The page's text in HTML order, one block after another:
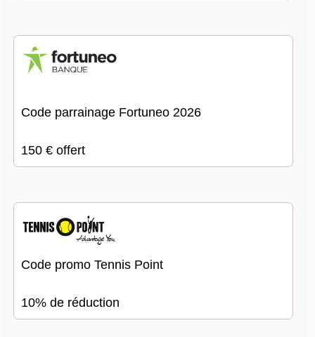
Code parrainage Fortuneo 2026
150 € offert
Code promo Tennis Point
10% de réduction